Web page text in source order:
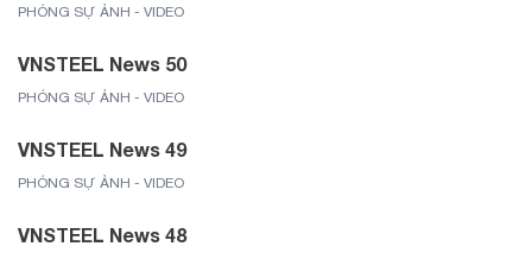
PHÓNG SỰ ẢNH - VIDEO
VNSTEEL News 50
PHÓNG SỰ ẢNH - VIDEO
VNSTEEL News 49
PHÓNG SỰ ẢNH - VIDEO
VNSTEEL News 48